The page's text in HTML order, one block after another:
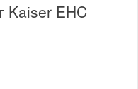
Kaiser EHC